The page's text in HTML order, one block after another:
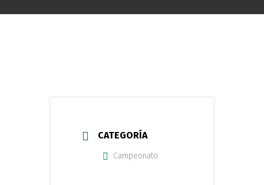
CATEGORÍA
Campeonato